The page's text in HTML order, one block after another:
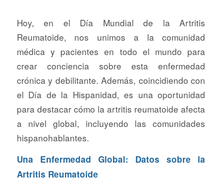
Hoy, en el Día Mundial de la Artritis
Reumatoide, nos unimos a la comunidad
médica y pacientes en todo el mundo para
crear conciencia sobre esta enfermedad
crónica y debilitante. Además, coincidiendo con
el Día de la Hispanidad, es una oportunidad
para destacar cómo la artritis reumatoide afecta
a nivel global, incluyendo las comunidades
hispanohablantes.
Una Enfermedad Global: Datos sobre la
Artritis Reumatoide